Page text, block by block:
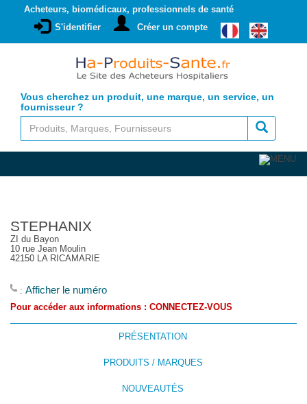
Acheteurs, biomédicaux, professionnels de santé
S'identifier
Créer un compte
Vous cherchez un produit, une marque, un service, un
fournisseur ?
STEPHANIX
ZI du Bayon
10 rue Jean Moulin
42150 LA RICAMARIE
: Afficher le numéro
Pour accéder aux informations : CONNECTEZ-VOUS
PRÉSENTATION
PRODUITS / MARQUES
NOUVEAUTÉS